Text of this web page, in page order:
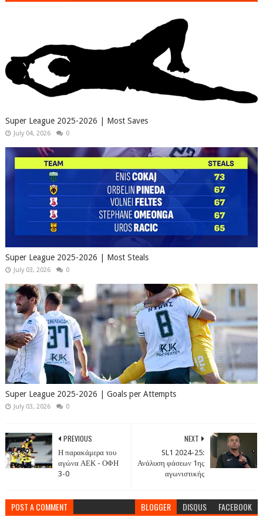
Super League 2025-2026 | Most Saves
July 04, 2026 0
Super League 2025-2026 | Most Steals
July 03, 2026 0
Super League 2025-2026 | Goals per Attempts
July 03, 2026 0
NEXT
SL1 2024-25:
Ανάλυση φάσεων 1ης
αγωνιστικής
PREVIOUS
Η παρακάμερα του
αγώνα ΑΕΚ - ΟΦΗ
3-0
POST A COMMENT BLOGGER DISQUS FACEBOOK